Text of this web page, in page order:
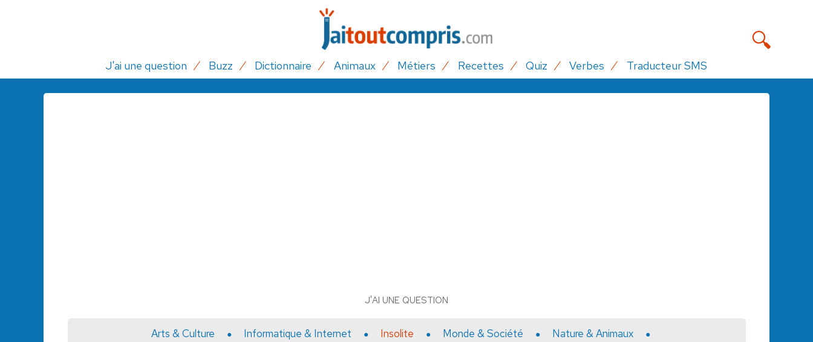
J'ai une question Buzz Dictionnaire Animaux Métiers Recettes Quiz Verbes Traducteur SMS
J'AI UNE QUESTION
Arts & Culture Informatique & Internet Insolite Monde & Société
Nature & Animaux